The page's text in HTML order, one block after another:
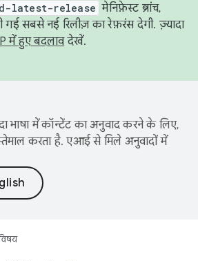
latest-release मेनिफ़ेस्ट ब्रांच,
गई सबसे नई रिलीज़ का रेफ़रंस देगी. ज़्यादा
में हुए बदलावदेखें.
भाषा में कॉन्टेंट का अनुवाद करने के लिए,
करता है. एआई से मिले अनुवादों में